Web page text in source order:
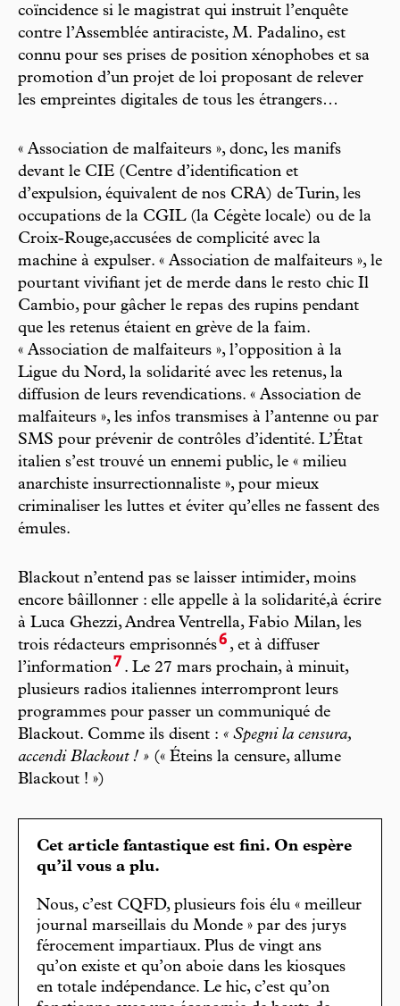
coïncidence si le magistrat qui instruit l’enquête
contre l’Assemblée antiraciste, M. Padalino, est
connu pour ses prises de position xénophobes et sa
promotion d’un projet de loi proposant de relever
les empreintes digitales de tous les étrangers…
« Association de malfaiteurs », donc, les manifs
devant le CIE (Centre d’identification et
d’expulsion, équivalent de nos CRA) de Turin, les
occupations de la CGIL (la Cégète locale) ou de la
Croix-Rouge,accusées de complicité avec la
machine à expulser. « Association de malfaiteurs », le
pourtant vivifiant jet de merde dans le resto chic Il
Cambio, pour gâcher le repas des rupins pendant
que les retenus étaient en grève de la faim.
« Association de malfaiteurs », l’opposition à la
Ligue du Nord, la solidarité avec les retenus, la
diffusion de leurs revendications. « Association de
malfaiteurs », les infos transmises à l’antenne ou par
SMS pour prévenir de contrôles d’identité. L’État
italien s’est trouvé un ennemi public, le « milieu
anarchiste insurrectionnaliste », pour mieux
criminaliser les luttes et éviter qu’elles ne fassent des
émules.
Blackout n’entend pas se laisser intimider, moins
encore bâillonner : elle appelle à la solidarité,à écrire
à Luca Ghezzi, Andrea Ventrella, Fabio Milan, les
trois rédacteurs emprisonnés6 , et à diffuser
l’information7 . Le 27 mars prochain, à minuit,
plusieurs radios italiennes interrompront leurs
programmes pour passer un communiqué de
Blackout. Comme ils disent : « Spegni la censura,
accendi Blackout ! » (« Éteins la censure, allume
Blackout ! »)
Cet article fantastique est fini. On espère
qu’il vous a plu.
Nous, c’est CQFD, plusieurs fois élu « meilleur
journal marseillais du Monde » par des jurys
férocement impartiaux. Plus de vingt ans
qu’on existe et qu’on aboie dans les kiosques
en totale indépendance. Le hic, c’est qu’on